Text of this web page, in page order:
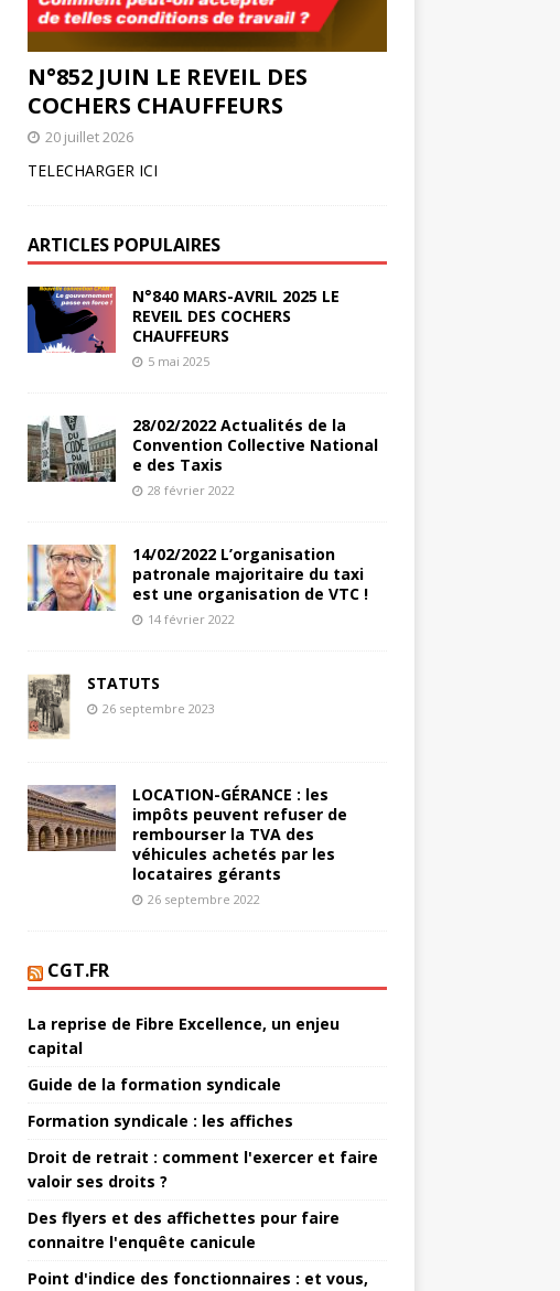
N°852 JUIN LE REVEIL DES
COCHERS CHAUFFEURS
20 juillet 2026
TELECHARGER ICI
ARTICLES POPULAIRES
N°840 MARS-AVRIL 2025 LE
REVEIL DES COCHERS
CHAUFFEURS
5 mai 2025
28/02/2022 Actualités de la
Convention Collective National
e des Taxis
28 février 2022
14/02/2022 L’organisation
patronale majoritaire du taxi
est une organisation de VTC !
14 février 2022
STATUTS
26 septembre 2023
LOCATION-GÉRANCE : les
impôts peuvent refuser de
rembourser la TVA des
véhicules achetés par les
locataires gérants
26 septembre 2022
CGT.FR
La reprise de Fibre Excellence, un enjeu
capital
Guide de la formation syndicale
Formation syndicale : les affiches
Droit de retrait : comment l'exercer et faire
valoir ses droits ?
Des flyers et des affichettes pour faire
connaitre l'enquête canicule
Point d'indice des fonctionnaires : et vous,